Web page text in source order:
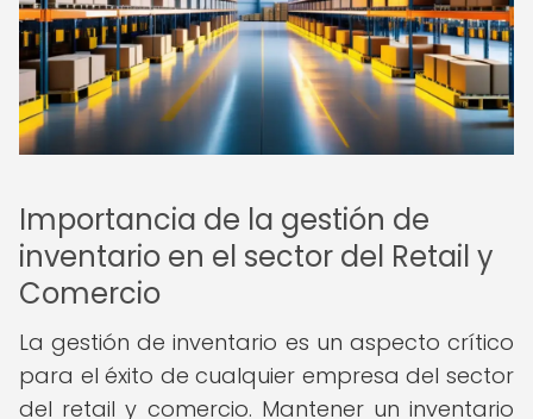
Importancia de la gestión de
inventario en el sector del Retail y
Comercio
La gestión de inventario es un aspecto crítico
para el éxito de cualquier empresa del sector
del retail y comercio. Mantener un inventario